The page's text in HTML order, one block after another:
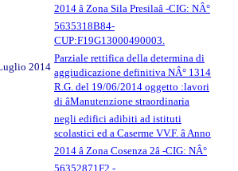
2014 â Zona Sila Presilaâ -CIG: NÂ°
5635318B84-
CUP:F19G13000490003.
2014
Parziale rettifica della determina di
aggiudicazione definitiva NÂ° 1314
R.G. del 19/06/2014 oggetto :lavori
di âManutenzione straordinaria
negli edifici adibiti ad istituti
scolastici ed a Caserme VV.F. â Anno
2014 â Zona Cosenza 2â -CIG: NÂ°
56352871F2 -